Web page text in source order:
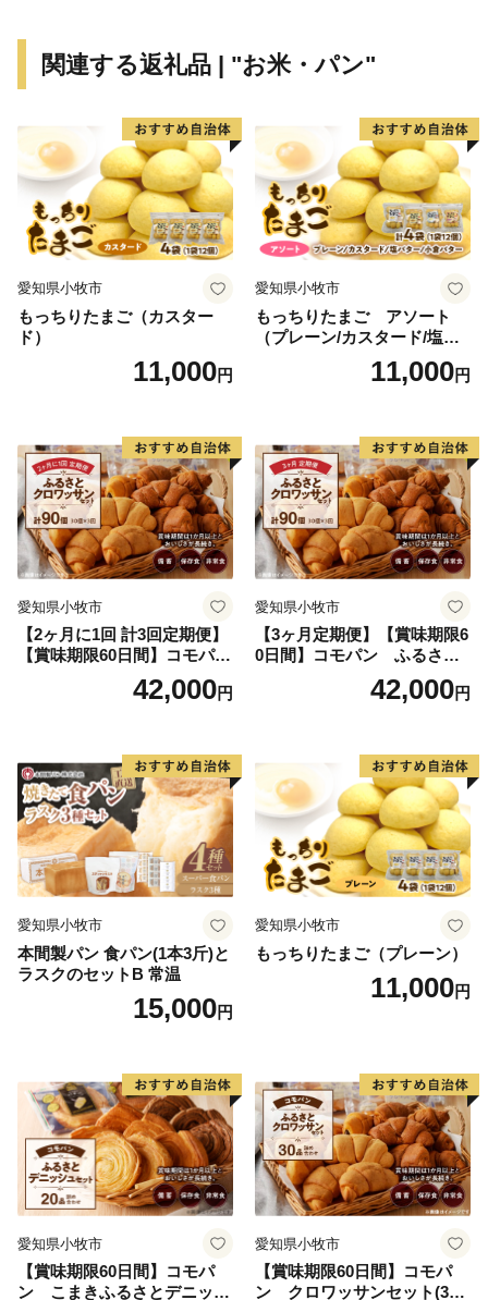
the center of Toyama. Prefecture and the smallest
The main industry is agriculture. Taking advantage of
subsoil water from the majestic Tateyama Mountain and
fertile soil, Koshihikari rice is mainly producted in the area.
We have taken on the challenge of “building a community
for mutual support in raising children”. and we are
sector.
The "En Musubi Project" that has been carried out in the
Transport and Tourism Award It has attracted the attention
関連する返礼品 | "お米・パン"
愛知県小牧市
もっちりたまご（カスター
ド）
11,000円
愛知県小牧市
もっちりたまご アソート
（プレーン/カスタード/塩バ
ター/小倉バター）11,000円
愛知県小牧市
【2ヶ月に1回 計3回定期便】
【賞味期限60日間】コモパ
ン ふるさとクロワッサンセ
ット（計90個）／災害用備蓄
42,000円
愛知県小牧市
【3ヶ月定期便】【賞味期限6
0日間】コモパン ふるさと
クロワッサンセット（計90
個）／災害用備蓄 保存食 非
42,000円
愛知県小牧市
本間製パン 食パン(1本3斤)と
ラスクのセットB 常温
15,000円
愛知県小牧市
もっちりたまご（プレーン）
11,000円
愛知県小牧市
【賞味期限60日間】コモパ
ン こまきふるさとデニッシ
愛知県小牧市
【賞味期限60日間】コモパ
ン クロワッサンセット(30